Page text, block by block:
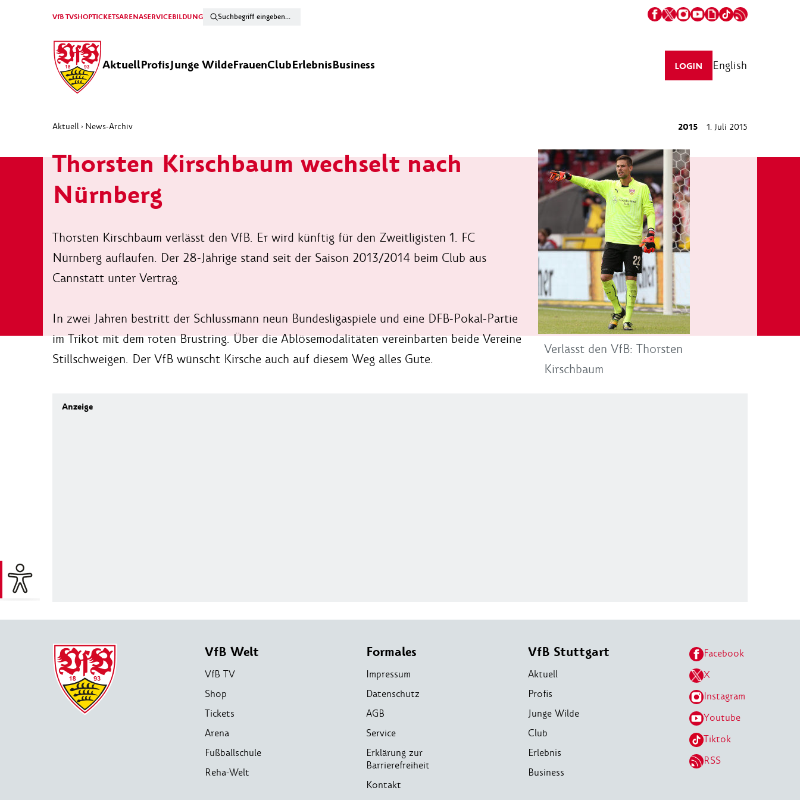
VfB TVSHOPTICKETSARENASERVICEBILDUNG
AktuellProfisJunge WildeFrauenClubErlebnisBusiness LOGIN English
Aktuell › News-Archiv 2015 1. Juli 2015
Verlässt den VfB: Thorsten
Kirschbaum
Thorsten Kirschbaum wechselt nach
Nürnberg
Thorsten Kirschbaum verlässt den VfB. Er wird künftig für den Zweitligisten 1. FC
Nürnberg auflaufen. Der 28-Jährige stand seit der Saison 2013/2014 beim Club aus
Cannstatt unter Vertrag.
In zwei Jahren bestritt der Schlussmann neun Bundesligaspiele und eine DFB-Pokal-Partie
im Trikot mit dem roten Brustring. Über die Ablösemodalitäten vereinbarten beide Vereine
Stillschweigen. Der VfB wünscht Kirsche auch auf diesem Weg alles Gute.
VfB Welt
VfB TV
Shop
Tickets
Arena
Fußballschule
Reha-Welt
Formales
Impressum
Datenschutz
AGB
Service
Erklärung zur
Barrierefreiheit
Kontakt
VfB Stuttgart
Aktuell
Profis
Junge Wilde
Club
Erlebnis
Business
Facebook
X
Instagram
Youtube
Tiktok
RSS